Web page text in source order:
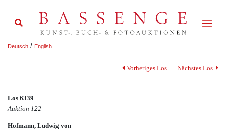
Deutsch / English
Vorheriges Los Nächstes Los
Los 6339
Auktion 122
Hofmann, Ludwig von